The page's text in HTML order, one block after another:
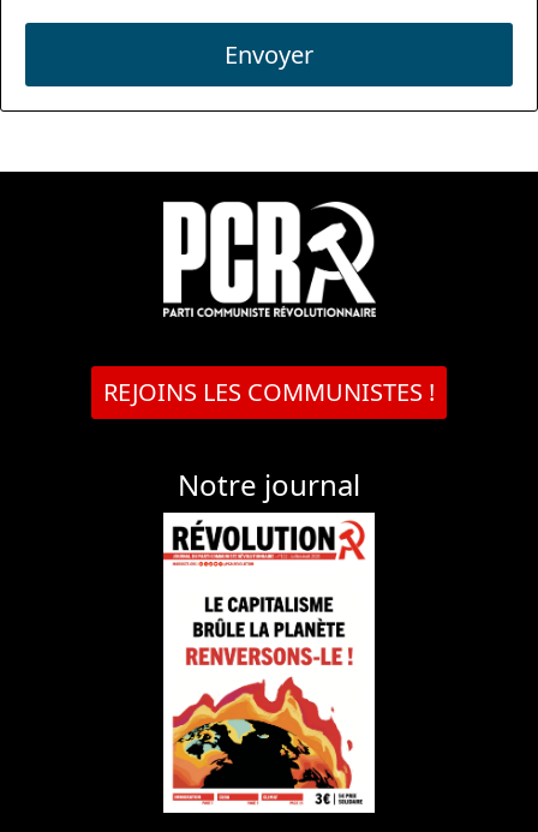
Envoyer
REJOINS LES COMMUNISTES !
Notre journal